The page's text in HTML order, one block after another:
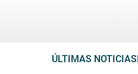
ÚLTIMAS NOTICIAS